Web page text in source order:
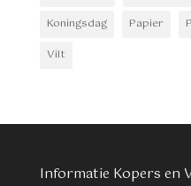
Koningsdag
Papier
Vilt
Informatie Kopers en